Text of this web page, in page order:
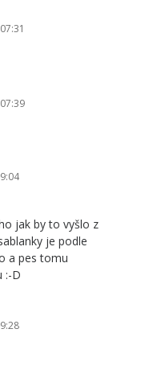
jak by to vyšlo z
je podle
a pes tomu
:-D